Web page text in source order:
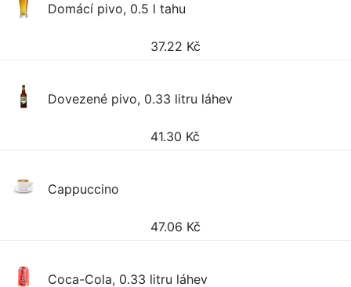
Domácí pivo, 0.5 l tahu
37.22 Kč
Dovezené pivo, 0.33 litru láhev
41.30 Kč
Cappuccino
47.06 Kč
Coca-Cola, 0.33 litru láhev